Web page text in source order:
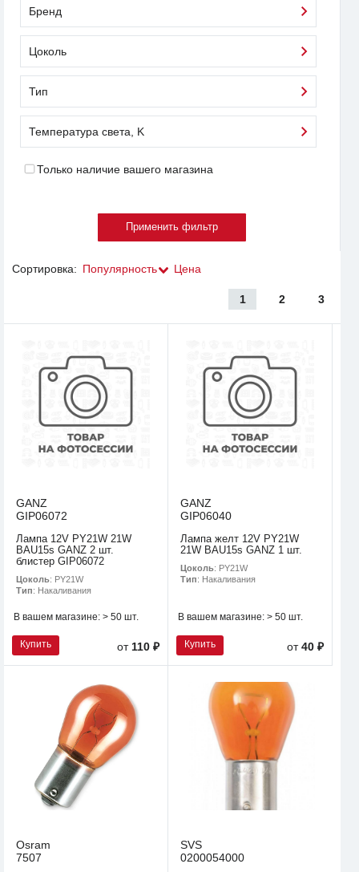
Бренд
Цоколь
Тип
Температура света, K
Только наличие вашего магазина
Сортировка: Популярность Цена
1 2 3
GANZ
GIP06072
Лампа 12V PY21W 21W
BAU15s GANZ 2 шт.
блистер GIP06072
Цоколь: PY21W
Тип: Накаливания
В вашем магазине: > 50 шт.
Купить от 110 ₽
GANZ
GIP06040
Лампа желт 12V PY21W
21W BAU15s GANZ 1 шт.
Цоколь: PY21W
Тип: Накаливания
В вашем магазине: > 50 шт.
Купить от40 ₽
Osram
7507
SVS
0200054000